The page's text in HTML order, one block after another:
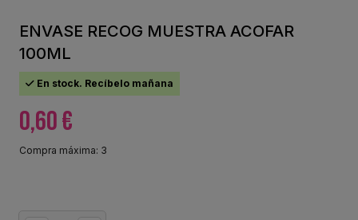
ENVASE RECOG MUESTRA ACOFAR
100ML
En stock. Recíbelo mañana
0,60 €
Compra máxima: 3